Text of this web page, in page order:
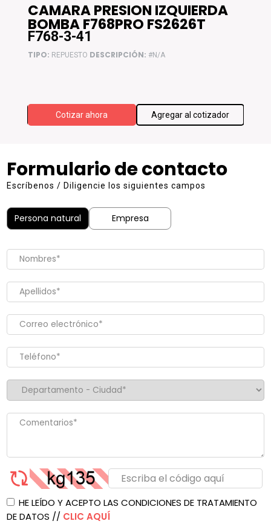
CAMARA PRESION IZQUIERDA
BOMBA F768PRO FS2626T
F768-3-41
TIPO: REPUESTO DESCRIPCIÓN: #N/A
Cotizar ahora Agregar al cotizador
Formulario de contacto
Escríbenos / Diligencie los siguientes campos
Persona natural Empresa
HE LEÍDO Y ACEPTO LAS CONDICIONES DE TRATAMIENTO
DE DATOS // CLIC AQUÍ